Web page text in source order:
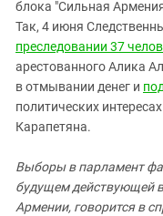
блока "Сильная
Так, 4 июня
преследовании 37
арестованного Алика
в отмывании денег и
политических
Карапетяна.
Выборы в парламент
будущем действующей
Армении, говорится в